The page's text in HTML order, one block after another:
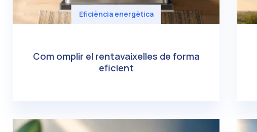
Eficiència energètica
Com omplir el rentavaixelles de forma
eficient